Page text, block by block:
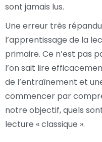
sont jamais lus.
Une erreur très
l’apprentissage de la
primaire. Ce n’est pas
l’on sait lire
de l’entraînement et
commencer par
notre objectif, quels
lecture « classique ».